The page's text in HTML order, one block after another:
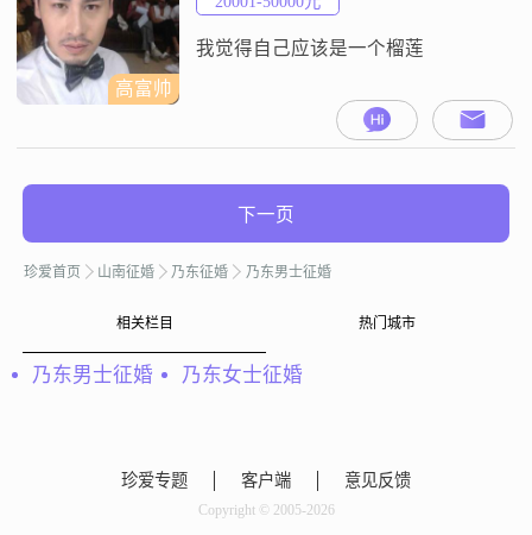
高富帅
我觉得自己应该是一个榴莲
下一页
珍爱首页 山南征婚 乃东征婚 乃东男士征婚
相关栏目 热门城市
乃东男士征婚 乃东女士征婚
珍爱专题 客户端 意见反馈
Copyright © 2005-2026